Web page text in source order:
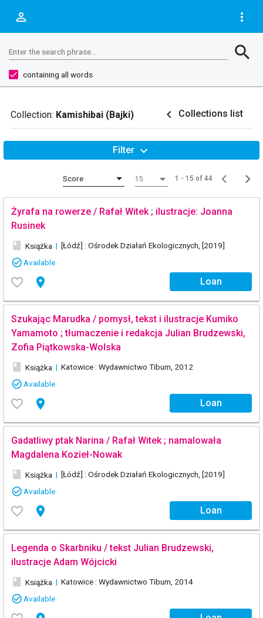
person_outline more_vert
Search
Enter the search phrase... search
containing all words
Collection: Kamishibai (Bajki) navigate_before Collections list
Filter expand_more
Score 15 1 - 15 of 44
Żyrafa na rowerze / Rafał Witek ; ilustracje: Joanna
Rusinek
book Książka | [Łódź] : Ośrodek Działań Ekologicznych, [2019]
check_circle_outline Available
favorite_border place Loan
Szukając Marudka / pomysł, tekst i ilustracje Kumiko
Yamamoto ; tłumaczenie i redakcja Julian Brudzewski,
Zofia Piątkowska-Wolska
book Książka | Katowice : Wydawnictwo Tibum, 2012
check_circle_outline Available
favorite_border place Loan
Gadatliwy ptak Narina / Rafał Witek ; namalowała
Magdalena Kozieł-Nowak
book Książka | [Łódź] : Ośrodek Działań Ekologicznych, [2019]
check_circle_outline Available
favorite_border place Loan
Legenda o Skarbniku / tekst Julian Brudzewski,
ilustracje Adam Wójcicki
book Książka | Katowice : Wydawnictwo Tibum, 2014
check_circle_outline Available